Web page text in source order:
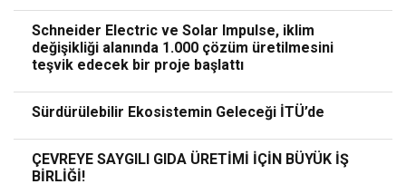
Schneider Electric ve Solar Impulse, iklim
değişikliği alanında 1.000 çözüm üretilmesini
teşvik edecek bir proje başlattı
Sürdürülebilir Ekosistemin Geleceği İTÜ’de
ÇEVREYE SAYGILI GIDA ÜRETİMİ İÇİN BÜYÜK İŞ
BİRLİĞİ!